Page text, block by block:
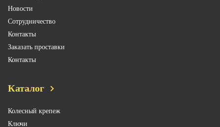
Новости
Сотрудничество
Контакты
Заказать проставки
Контакты
Каталог
Колесный крепеж
Ключи